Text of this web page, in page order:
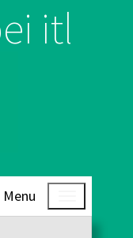
itl
Menu